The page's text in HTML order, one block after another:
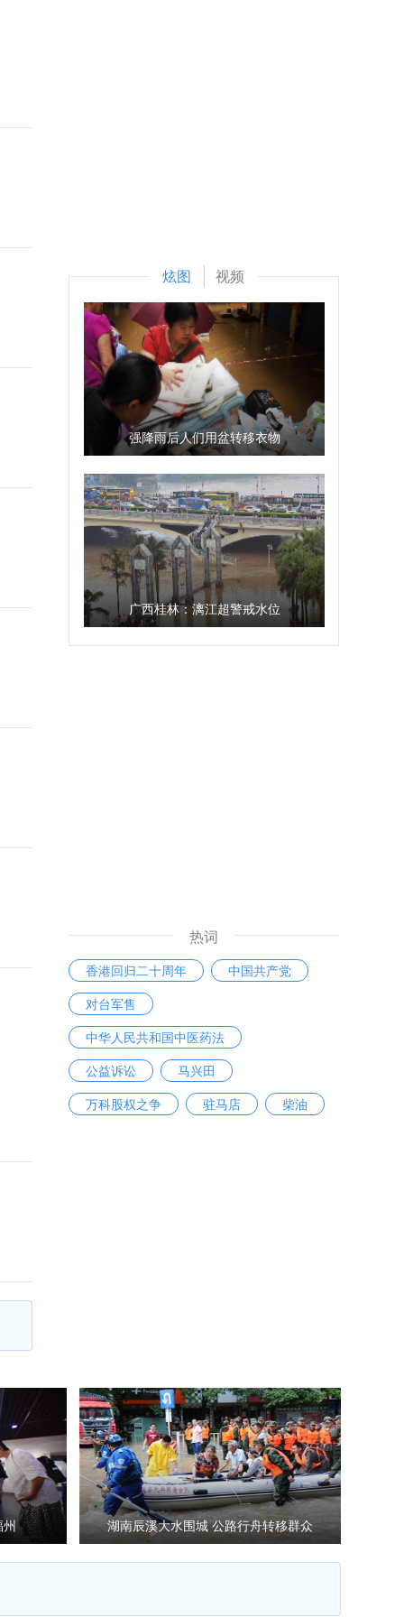
炫图 视频
强降雨后人们用盆转移衣物
广西桂林：漓江超警戒水位
热词
香港回归二十周年
中国共产党
对台军售
中华人民共和国中医药法
公益诉讼
马兴田
万科股权之争
驻马店
柴油
州 湖南辰溪大水围城 公路行舟转移群众